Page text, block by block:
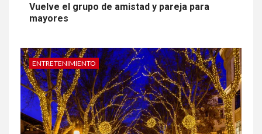
Vuelve el grupo de amistad y pareja para
mayores
ENTRETENIMIENTO